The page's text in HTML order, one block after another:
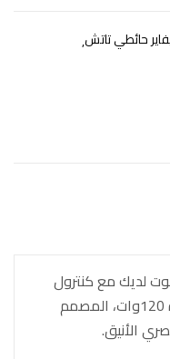
حائطي تاتش
لديك مع كنترول
الحائط الذكي من Inter Sound بقدرة 120وات، المصمم
الأنيق.